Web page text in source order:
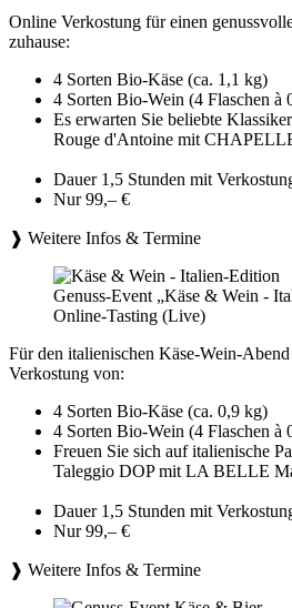
Online Verkostung für einen
zuhause:
4 Sorten Bio-Käse (ca. 1,1 kg)
4 Sorten Bio-Wein (4 Flaschen à
Es erwarten Sie beliebte
Rouge d'Antoine mit
Dauer 1,5 Stunden mit
Nur 99,– €
❱ Weitere Infos & Termine
Genuss-Event „Käse & Wein -
Online-Tasting (Live)
Für den italienischen Käse-Wein-
Verkostung von:
4 Sorten Bio-Käse (ca. 0,9 kg)
4 Sorten Bio-Wein (4 Flaschen à
Freuen Sie sich auf italienische
Taleggio DOP mit LA BELLE
Dauer 1,5 Stunden mit
Nur 99,– €
❱ Weitere Infos & Termine